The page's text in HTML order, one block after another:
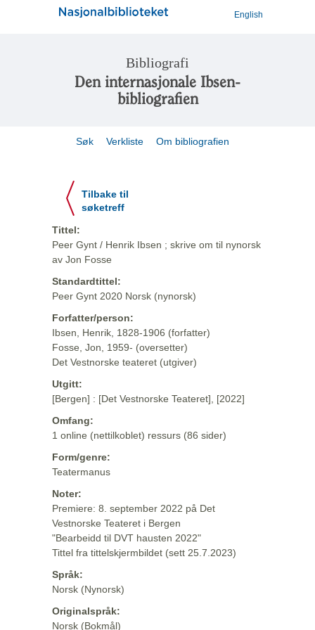
English
Bibliografi
Den internasjonale Ibsen-
bibliografien
Søk Verkliste Om bibliografien
Tilbake til
søketreff
Tittel:
Peer Gynt / Henrik Ibsen ; skrive om til nynorsk
av Jon Fosse
Standardtittel:
Peer Gynt 2020 Norsk (nynorsk)
Forfatter/person:
Ibsen, Henrik, 1828-1906 (forfatter)
Fosse, Jon, 1959- (oversetter)
Det Vestnorske teateret (utgiver)
Utgitt:
[Bergen] : [Det Vestnorske Teateret], [2022]
Omfang:
1 online (nettilkoblet) ressurs (86 sider)
Form/genre:
Teatermanus
Noter:
Premiere: 8. september 2022 på Det
Vestnorske Teateret i Bergen
"Bearbeidd til DVT hausten 2022"
Tittel fra tittelskjermbildet (sett 25.7.2023)
Språk:
Norsk (Nynorsk)
Originalspråk:
Norsk (Bokmål)